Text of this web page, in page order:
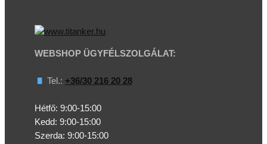
WEBSHOP ÜGYFÉLSZOLGÁLAT:
Tel.: +36/30 216 20 28
Hétfő: 9:00-15:00
Kedd: 9:00-15:00
Szerda: 9:00-15:00